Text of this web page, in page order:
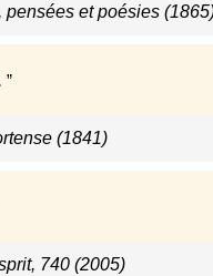
pensées et poésies
(1841)
740 (2005)